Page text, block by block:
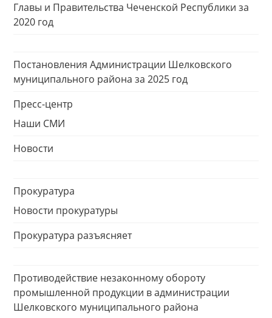
Главы и Правительства Чеченской Республики за
2020 год
Постановления Администрации Шелковского
муниципального района за 2025 год
Пресс-центр
Наши СМИ
Новости
Прокуратура
Новости прокуратуры
Прокуратура разъясняет
Противодействие незаконному обороту
промышленной продукции в администрации
Шелковского муниципального района